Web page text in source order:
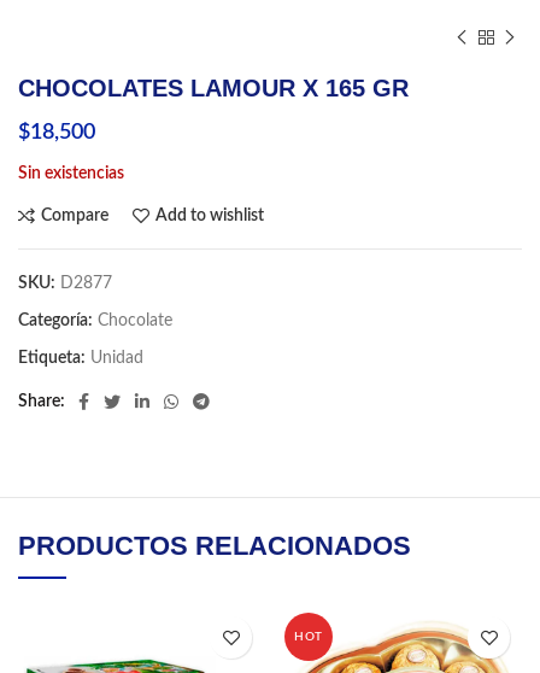
CHOCOLATES LAMOUR X 165 GR
$18,500
Sin existencias
Compare Add to wishlist
SKU: D2877
Categoría: Chocolate
Etiqueta: Unidad
Share
PRODUCTOS RELACIONADOS
HOT